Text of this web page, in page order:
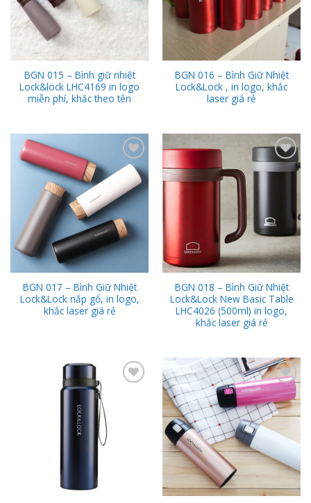
BGN 015 – Bình giữ nhiệt
Lock&lock LHC4169 in logo
miễn phí, khắc theo tên
BGN 016 – Bình Giữ Nhiệt
Lock&Lock , in logo, khắc
laser giá rẻ
Add to
Wishlist
BGN 017 – Bình Giữ Nhiệt
Lock&Lock nắp gổ, in logo,
khắc laser giá rẻ
BGN 018 – Bình Giữ Nhiệt
Lock&Lock New Basic Table
LHC4026 (500ml) in logo,
khắc laser giá rẻ
Add to
Wishlist